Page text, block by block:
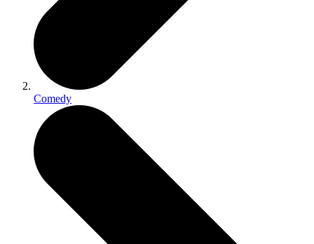
Comedy